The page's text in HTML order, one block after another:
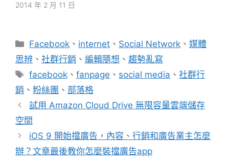
2014 年 2 月 11 日
分
類
Facebook 、 internet 、 Social Network 、媒體
思辨 、 社群行銷 、 編輯隨想 、 趨勢亂寫
標
籤
facebook 、fanpage 、 social media 、社群行
銷 、 粉絲團 、 部落格
試用 Amazon Cloud Drive 無限容量雲端儲存
空間
iOS 9 開始擋廣告，內容、行銷和廣告業主怎麼
辦？文章最後教你怎麼裝擋廣告app